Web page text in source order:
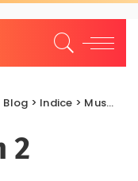
Blog > Indice > Musei Archeologici
2